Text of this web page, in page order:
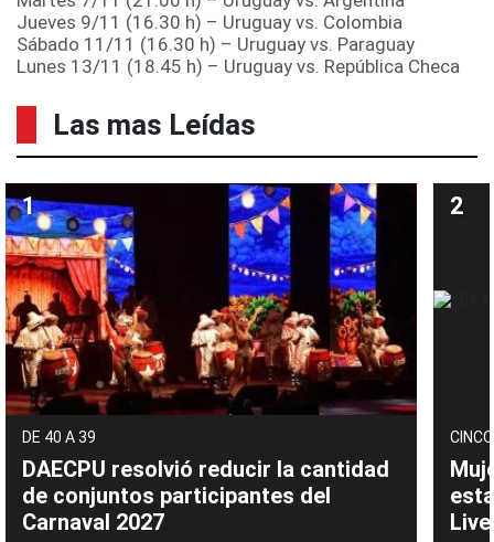
Jueves 9/11 (16.30 h) – Uruguay vs. Colombia
Sábado 11/11 (16.30 h) – Uruguay vs. Paraguay
Lunes 13/11 (18.45 h) – Uruguay vs. República Checa
Las mas Leídas
DE 40 A 39
DAECPU resolvió reducir la cantidad
de conjuntos participantes del
Carnaval 2027